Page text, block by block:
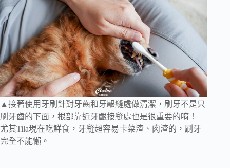
▲接著使用牙刷針對牙齒和牙齦縫處做清潔，刷牙不是只
刷牙齒的下面，根部靠近牙齦接縫處也是很重要的唷！
尤其Tila現在吃鮮食，牙縫超容易卡菜渣、肉渣的，刷牙
完全不能懶。